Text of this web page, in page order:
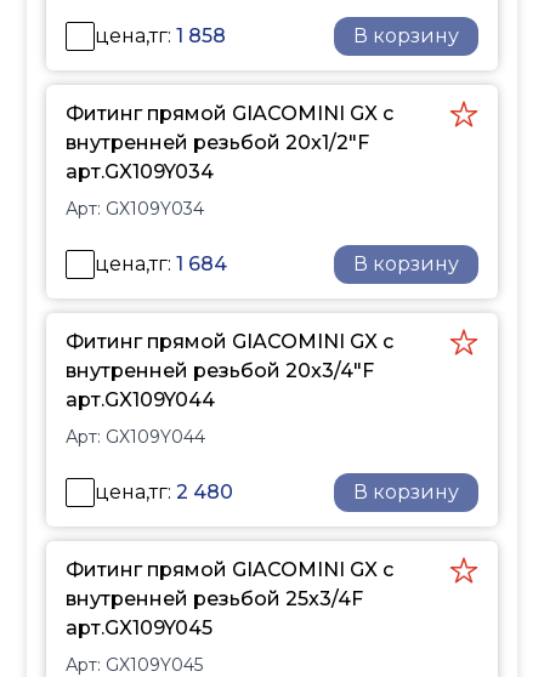
элементов. Размеры
резьбовых фитингов
соответствуют
международному
стандарту ISO 228,
Полимерное кольцо,
применяемое при
монтаже, обеспечивает
сжимающие
напряжения и прочное
Фитинги GX,
изготовленные из
латунного сплава
CW617N (CuZn40Pb2),
соответствуют
цена,тг:1 858 В корзину
Фитинг прямой GIACOMINI GX с
внутренней резьбой 20x1/2"F
арт.GX109Y034
Арт: GX109Y034
цена,тг:1 684 В корзину
Фитинг прямой GIACOMINI GX с
внутренней резьбой 20x3/4"F
арт.GX109Y044
Арт: GX109Y044
цена,тг:2 480 В корзину
Фитинг прямой GIACOMINI GX с
внутренней резьбой 25x3/4F
арт.GX109Y045
Арт: GX109Y045